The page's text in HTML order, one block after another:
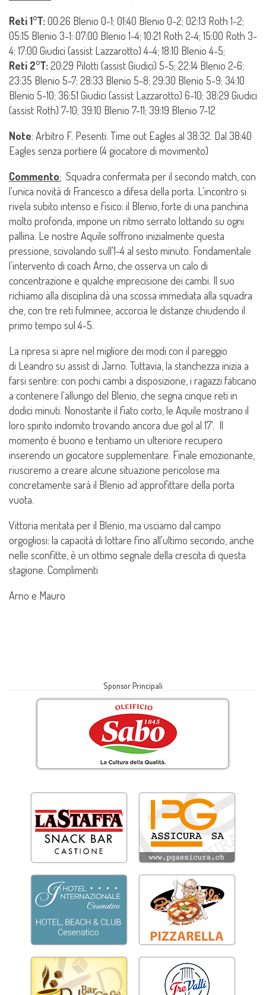
Reti 1°T:00:26 Blenio 0-1; 01:40 Blenio 0-2; 02:13 Roth 1-2;
05:15 Blenio 3-1: 07:00 Blenio 1-4; 10:21 Roth 2-4; 15:00 Roth 3-
4; 17:00 Giudici (assist Lazzarotto) 4-4; 18:10 Blenio 4-5;
Reti 2°T:20:29 Pilotti (assist Giudici) 5-5; 22:14 Blenio 2-6;
23:35 Blenio 5-7; 28:33 Blenio 5-8; 29:30 Blenio 5-9; 34:10
Blenio 5-10; 36:51 Giudici (assist Lazzarotto) 6-10; 38:29 Giudici
(assist Roth) 7-10; 39:10 Blenio 7-11; 39:19 Blenio 7-12
Note: Arbitro F. Pesenti. Time out Eagles al 38:32. Dal 38:40
Eagles senza portiere (4 giocatore di movimento)
Commento: Squadra confermata per il secondo match, con
l'unica novità di Francesco a difesa della porta. L'incontro si
rivela subito intenso e fisico: il Blenio, forte di una panchina
molto profonda, impone un ritmo serrato lottando su ogni
pallina. Le nostre Aquile soffrono inizialmente questa
pressione, scivolando sull'1-4 al sesto minuto. Fondamentale
l’intervento di coach Arno, che osserva un calo di
concentrazione e qualche imprecisione dei cambi. Il suo
richiamo alla disciplina dà una scossa immediata alla squadra
che, con tre reti fulminee, accorcia le distanze chiudendo il
primo tempo sul 4-5.
La ripresa si apre nel migliore dei modi con il pareggio
di Leandro su assist di Jarno. Tuttavia, la stanchezza inizia a
farsi sentire: con pochi cambi a disposizione, i ragazzi faticano
a contenere l'allungo del Blenio, che segna cinque reti in
dodici minuti. Nonostante il fiato corto, le Aquile mostrano il
loro spirito indomito trovando ancora due gol al 17'. Il
momento é buono e tentiamo un ulteriore recupero
inserendo un giocatore supplementare. Finale emozionante,
riusciremo a creare alcune situazione pericolose ma
concretamente sarà il Blenio ad approfittare della porta
vuota.
Vittoria meritata per il Blenio, ma usciamo dal campo
orgogliosi: la capacità di lottare fino all'ultimo secondo, anche
nelle sconfitte, è un ottimo segnale della crescita di questa
stagione. Complimenti
Arno e Mauro
Sponsor Principali